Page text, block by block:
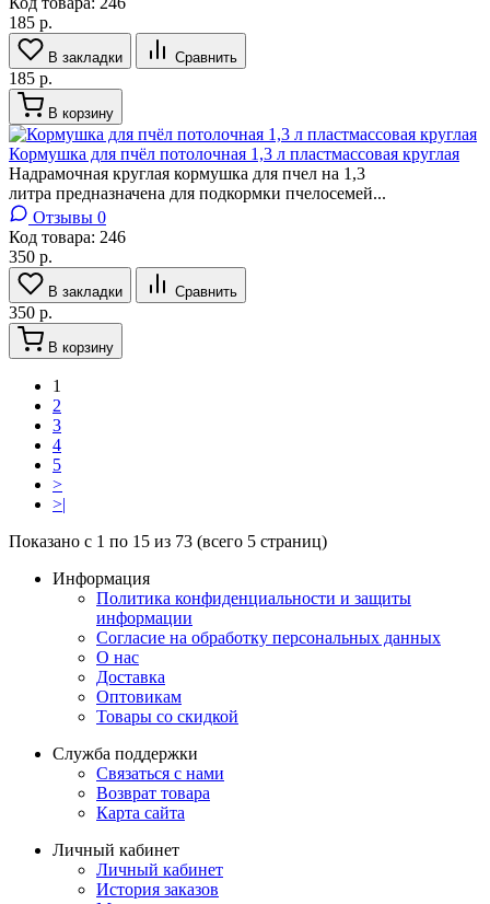
185 р.
В закладки Сравнить
185 р.
В корзину
Кормушка для пчёл потолочная 1,3 л пластмассовая круглая
Надрамочная круглая кормушка для пчел на 1,3
литра предназначена для подкормки пчелосемей...
Отзывы 0
Код товара: 246
350 р.
В закладки Сравнить
350 р.
В корзину
1
2
3
4
5
>
>|
Показано с 1 по 15 из 73 (всего 5 страниц)
Информация
Политика конфиденциальности и защиты
информации
Согласие на обработку персональных данных
О нас
Доставка
Оптовикам
Товары со скидкой
Служба поддержки
Связаться с нами
Возврат товара
Карта сайта
Личный кабинет
Личный кабинет
История заказов